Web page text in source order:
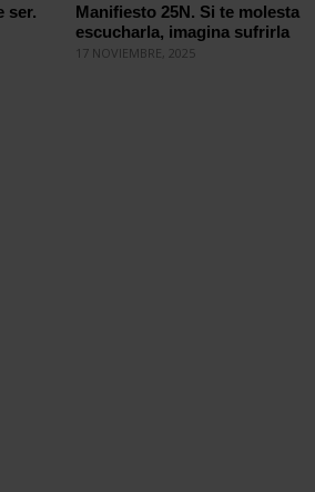
ser.
Manifiesto 25N. Si te molesta
escucharla, imagina sufrirla
17 NOVIEMBRE, 2025